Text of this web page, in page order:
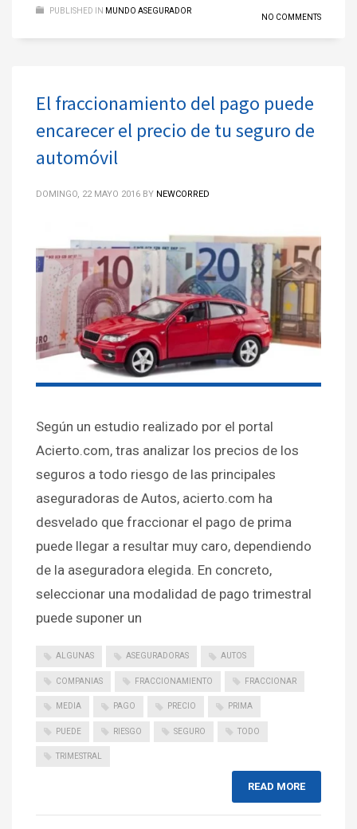
PUBLISHED IN MUNDO ASEGURADOR
NO COMMENTS
El fraccionamiento del pago puede
encarecer el precio de tu seguro de
automóvil
DOMINGO, 22 MAYO 2016 BY NEWCORRED
Según un estudio realizado por el portal
Acierto.com, tras analizar los precios de los
seguros a todo riesgo de las principales
aseguradoras de Autos, acierto.com ha
desvelado que fraccionar el pago de prima
puede llegar a resultar muy caro, dependiendo
de la aseguradora elegida. En concreto,
seleccionar una modalidad de pago trimestral
puede suponer un
ALGUNAS ASEGURADORAS AUTOS
COMPANIAS FRACCIONAMIENTO FRACCIONAR
MEDIA PAGO PRECIO PRIMA
PUEDE RIESGO SEGURO TODO
TRIMESTRAL
READ MORE